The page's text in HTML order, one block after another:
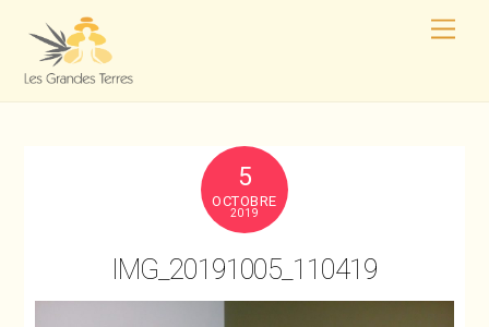
5
OCTOBRE
2019
IMG_20191005_110419